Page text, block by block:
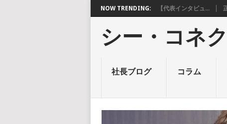
NOW TRENDING: 【代表インタビュ...
シー・コネ
社長ブログ コラム